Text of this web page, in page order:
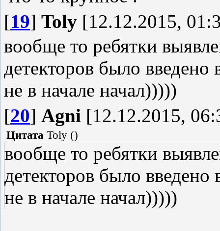
[19] Toly [12.12.2015,
вообще то ребятки
детекторов было
не в начале начал)))))
[20] Agni [12.12.2015,
Цитата Toly ()
вообще то ребятки
детекторов было
не в начале начал)))))